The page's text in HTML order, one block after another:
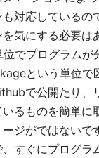
対応しているの
気にする必要は
でプログラムが
という単位で
で公開たり、
るものを簡単に
ジがではないで
、すぐにプログラ